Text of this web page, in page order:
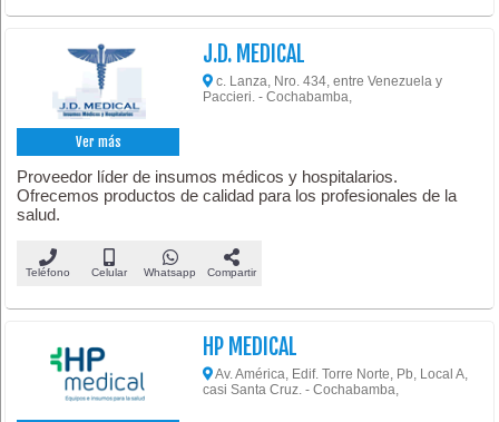
Ver más
J.D. MEDICAL
c. Lanza, Nro. 434, entre Venezuela y
Paccieri. - Cochabamba,
Proveedor líder de insumos médicos y hospitalarios.
Ofrecemos productos de calidad para los profesionales de la
salud.
Teléfono Celular Whatsapp Compartir
HP MEDICAL
Av. América, Edif. Torre Norte, Pb, Local A,
casi Santa Cruz. - Cochabamba,